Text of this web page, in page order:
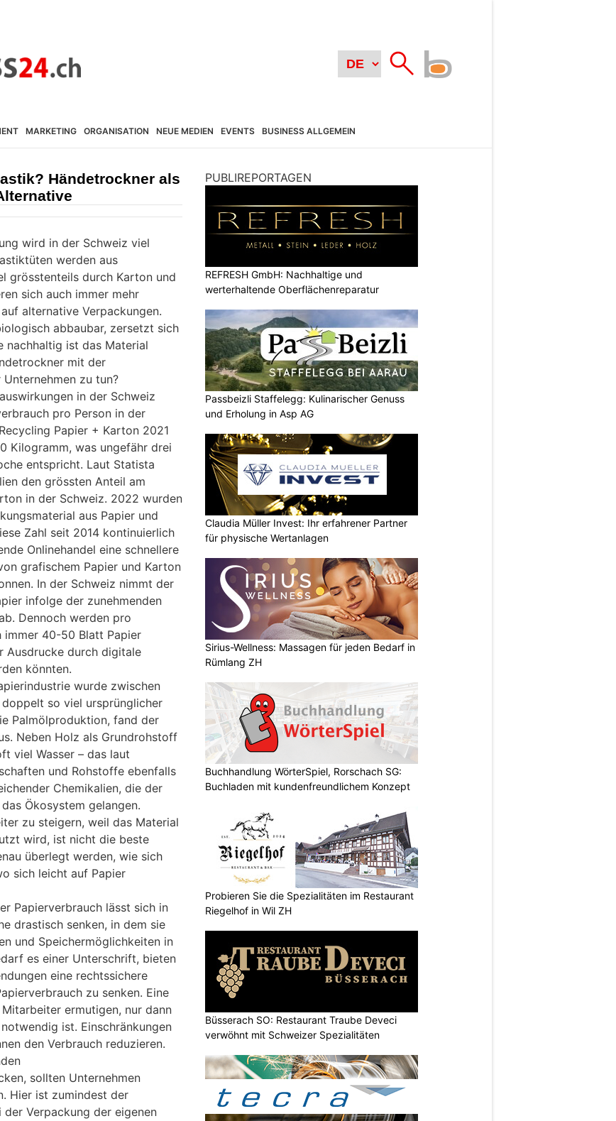
MARKETING ORGANISATION NEUE MEDIEN EVENTS BUSINESS ALLGEMEIN
Händetrockner als
wird in der Schweiz viel
werden aus
grösstenteils durch Karton und
sich auch immer mehr
alternative Verpackungen.
abbaubar, zersetzt sich
nachhaltig ist das Material
mit der
zu tun?
in der Schweiz
pro Person in der
Papier + Karton 2021
Kilogramm, was ungefähr drei
entspricht. Laut Statista
den grössten Anteil am
in der Schweiz. 2022 wurden
aus Papier und
Zahl seit 2014 kontinuierlich
Onlinehandel eine schnellere
grafischem Papier und Karton
In der Schweiz nimmt der
infolge der zunehmenden
Dennoch werden pro
40-50 Blatt Papier
Ausdrucke durch digitale
könnten.
wurde zwischen
so viel ursprünglicher
Palmölproduktion, fand der
Neben Holz als Grundrohstoff
viel Wasser – das laut
und Rohstoffe ebenfalls
Chemikalien, die der
Ökosystem gelangen.
zu steigern, weil das Material
wird, ist nicht die beste
überlegt werden, wie sich
sich leicht auf Papier
Papierverbrauch lässt sich in
drastisch senken, in dem sie
und Speichermöglichkeiten in
es einer Unterschrift, bieten
eine rechtssichere
zu senken. Eine
ermutigen, nur dann
ist. Einschränkungen
den Verbrauch reduzieren.
sollten Unternehmen
Hier ist zumindest der
der Verpackung der eigenen
PUBLIREPORTAGEN
REFRESH GmbH: Nachhaltige und
werterhaltende Oberflächenreparatur
Passbeizli Staffelegg: Kulinarischer Genuss
und Erholung in Asp AG
Claudia Müller Invest: Ihr erfahrener Partner
für physische Wertanlagen
Sirius-Wellness: Massagen für jeden Bedarf in
Rümlang ZH
Buchhandlung WörterSpiel, Rorschach SG:
Buchladen mit kundenfreundlichem Konzept
Probieren Sie die Spezialitäten im Restaurant
Riegelhof in Wil ZH
Büsserach SO: Restaurant Traube Deveci
verwöhnt mit Schweizer Spezialitäten